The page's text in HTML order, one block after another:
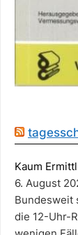
Kaum
6. August
Bundesweit
die 12-Uhr-